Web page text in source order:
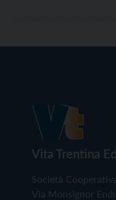
Vita Trentina
Società
Via Monsignor